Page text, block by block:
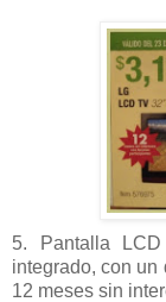
5. Pantalla
integrado, con un
12 meses sin